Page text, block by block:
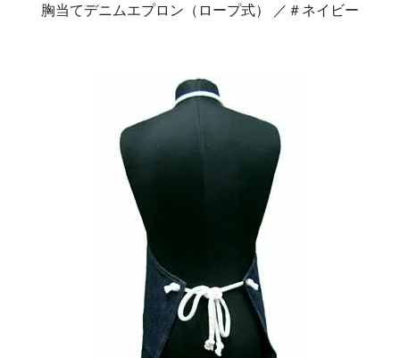
胸当てデニムエプロン（ロープ式） ／＃ネイビー